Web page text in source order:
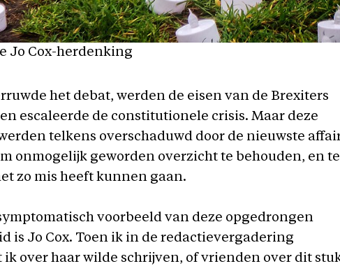
Jo Cox-herdenking
het debat, werden de eisen van de Brexiters
escaleerde de constitutionele crisis. Maar deze
telkens overschaduwd door de nieuwste
onmogelijk geworden overzicht te behouden, en te
zo mis heeft kunnen gaan.
voorbeeld van deze opgedrongen
is Jo Cox. Toen ik in de redactievergadering
ik over haar wilde schrijven, of vrienden over dit